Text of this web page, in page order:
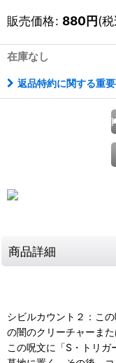
販売価格: 880円(
在庫なし
返品特約に関する重
商品詳細
シビルカウント２：こ
の闇のクリーチャーま
この呪文に「S・トリ